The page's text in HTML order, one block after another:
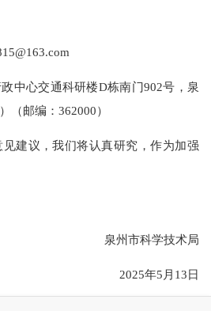
心交通科研楼D栋南门902号，泉
（邮编：362000）
议，我们将认真研究，作为加强
泉州市科学技术局
2025年5月13日